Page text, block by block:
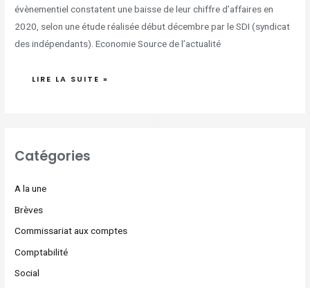
évènementiel constatent une baisse de leur chiffre d’affaires en
2020, selon une étude réalisée début décembre par le SDI (syndicat
des indépendants). Economie Source de l’actualité
LIRE LA SUITE »
Catégories
A la une
Brèves
Commissariat aux comptes
Comptabilité
Social